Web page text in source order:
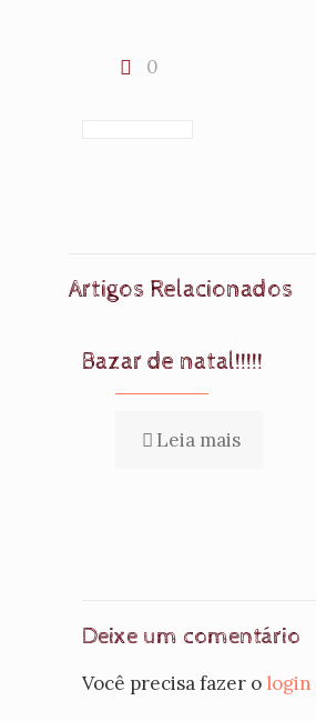
0
Artigos Relacionados
Bazar de natal!!!!!
Leia mais
Deixe um comentário
Você precisa fazer o login